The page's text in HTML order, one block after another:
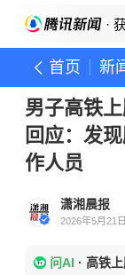
·
首页 新
男子高铁
回应：发
作人员
潇湘晨报
2026年5月21
问AI · 高铁